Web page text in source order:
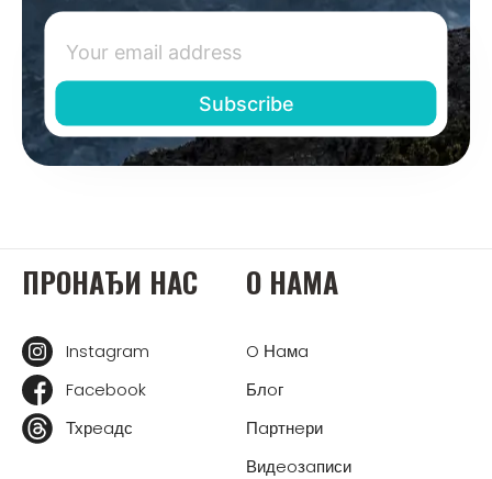
ПРOНAЂИ НAС
Instagram
Facebook
Тхрeaдс
O НAМA
O Нaмa
Блoг
Пaртнeри
Видeoзaписи